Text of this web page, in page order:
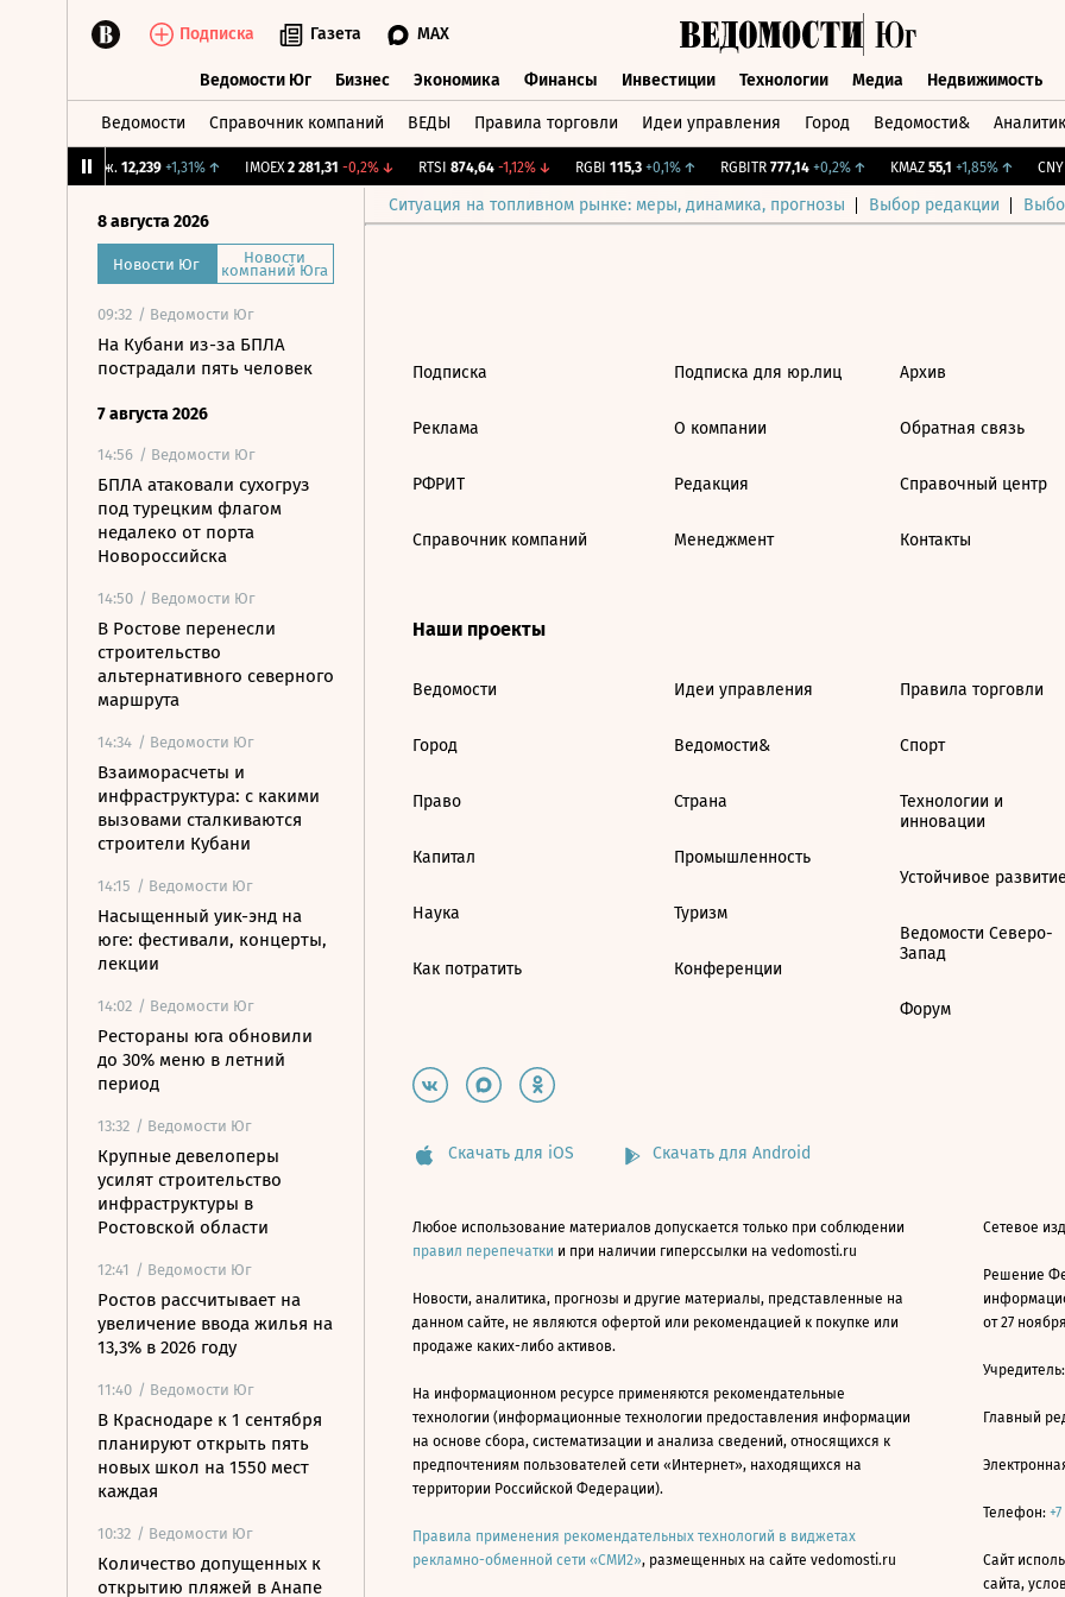
Подписка Газета MAX
Ведомости Юг Бизнес Экономика Финансы Инвестиции Технологии Медиа Недвижимость
Ведомости Справочник компаний ВЕДЫ Правила торговли Идеи управления Город Ведомости&
CNY Бирж. 12,239 +1,31%↑ IMOEX 2 281,31 -0,2%↓ RTSI 874,64 -1,12%↓ RGBI 115,3 +0,1%↑ RGBITR 777,14 +0,2%↑ KMAZ 55,1 +1,85%↑ CNY
Ситуация на топливном рынке: меры, динамика, прогнозы Выбор редакции
8 августа 2026
Новости Юг Новости
компаний Юга
09:32 / Ведомости Юг
На Кубани из-за БПЛА
пострадали пять человек
7 августа 2026
14:56 / Ведомости Юг
БПЛА атаковали сухогруз
под турецким флагом
недалеко от порта
Новороссийска
14:50 / Ведомости Юг
В Ростове перенесли
строительство
альтернативного северного
маршрута
14:34 / Ведомости Юг
Взаиморасчеты и
инфраструктура: с какими
вызовами сталкиваются
строители Кубани
14:15 / Ведомости Юг
Насыщенный уик-энд на
юге: фестивали, концерты,
лекции
14:02 / Ведомости Юг
Рестораны юга обновили
до 30% меню в летний
период
13:32 / Ведомости Юг
Крупные девелоперы
усилят строительство
инфраструктуры в
Ростовской области
12:41 / Ведомости Юг
Ростов рассчитывает на
увеличение ввода жилья на
13,3% в 2026 году
11:40 / Ведомости Юг
В Краснодаре к 1 сентября
планируют открыть пять
новых школ на 1550 мест
каждая
10:32 / Ведомости Юг
Количество допущенных к
открытию пляжей в Анапе
Подписка
Реклама
РФРИТ
Справочник компаний
Подписка для юр.лиц
О компании
Редакция
Менеджмент
Архив
Обратная связь
Справочный центр
Контакты
Наши проекты
Ведомости
Город
Право
Капитал
Наука
Как потратить
Идеи управления
Ведомости&
Страна
Промышленность
Туризм
Конференции
Правила торговли
Спорт
Технологии и
инновации
Устойчивое
Ведомости Северо-
Запад
Форум
Скачать для iOS Скачать для Android
Любое использование материалов допускается только при соблюдении
правил перепечатки и при наличии гиперссылки на vedomosti.ru
Новости, аналитика, прогнозы и другие материалы, представленные на
данном сайте, не являются офертой или рекомендацией к покупке или
продаже каких-либо активов.
На информационном ресурсе применяются рекомендательные
технологии (информационные технологии предоставления информации
на основе сбора, систематизации и анализа сведений, относящихся к
предпочтениям пользователей сети «Интернет», находящихся на
территории Российской Федерации).
Правила применения рекомендательных технологий в виджетах
рекламно-обменной сети «СМИ2», размещенных на сайте vedomosti.ru
Сетевое
Решение
от 27
Главный
Телефон:
Сайт
сайта,